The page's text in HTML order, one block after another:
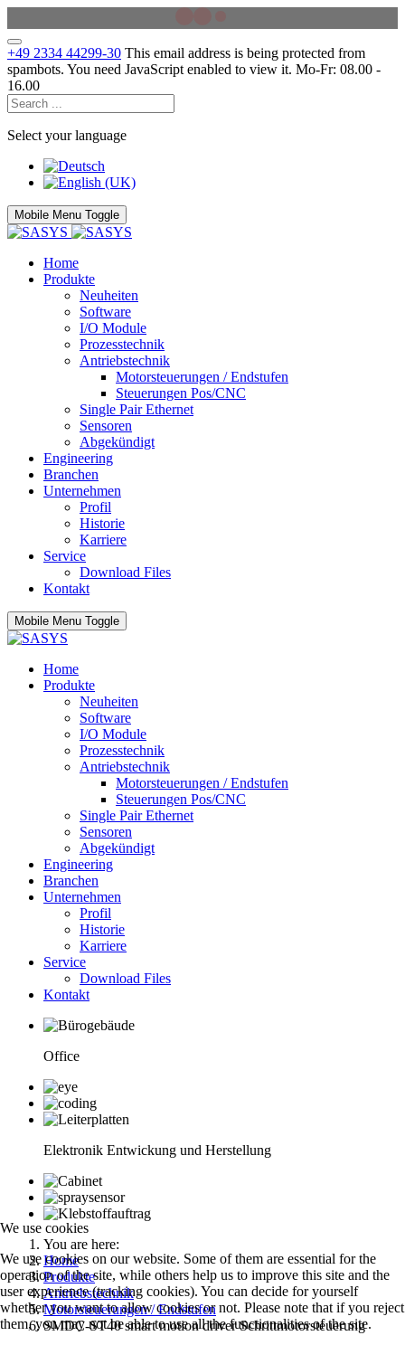
+49 2334 44299-30 This email address is being protected from
spambots. You need JavaScript enabled to view it. Mo-Fr: 08.00 -
16.00
Select your language
Mobile Menu Toggle
Home
Produkte
Neuheiten
Software
I/O Module
Prozesstechnik
Antriebstechnik
Motorsteuerungen / Endstufen
Steuerungen Pos/CNC
Single Pair Ethernet
Sensoren
Abgekündigt
Engineering
Branchen
Unternehmen
Profil
Historie
Karriere
Service
Download Files
Kontakt
Mobile Menu Toggle
Home
Produkte
Neuheiten
Software
I/O Module
Prozesstechnik
Antriebstechnik
Motorsteuerungen / Endstufen
Steuerungen Pos/CNC
Single Pair Ethernet
Sensoren
Abgekündigt
Engineering
Branchen
Unternehmen
Profil
Historie
Karriere
Service
Download Files
Kontakt
Office
Elektronik Entwickung und Herstellung
You are here:
Home
Produkte
Antriebstechnik
Motorsteuerungen / Endstufen
SMDC-ST40 smart motion driver Schrittmotorsteuerung
We use cookies
We use cookies on our website. Some of them are essential for the
operation of the site, while others help us to improve this site and the
user experience (tracking cookies). You can decide for yourself
whether you want to allow cookies or not. Please note that if you reject
them, you may not be able to use all the functionalities of the site.